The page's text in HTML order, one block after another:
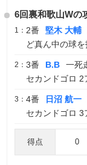
6回裏和歌山Wの
1： 2番 堅木 大輔
ど真ん中の球
2： 3番 B.B
一死
セカンドゴロ 2
3： 4番 日沼 航一
セカンドゴロ 3
得点 0